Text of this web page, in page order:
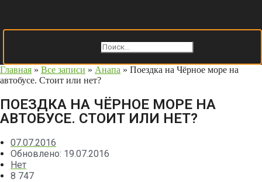
Главная » Все записи » Анапа » Поездка на Чёрное море на
автобусе. Стоит или нет?
ПОЕЗДКА НА ЧЁРНОЕ МОРЕ НА
АВТОБУСЕ. СТОИТ ИЛИ НЕТ?
07.07.2016
Обновлено: 19.07.2016
Нет
8 747